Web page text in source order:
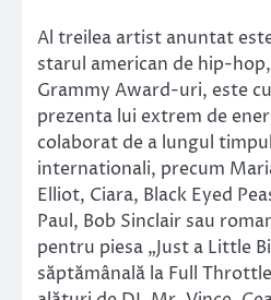
Al treilea artist anuntat
starul american de hip-
Grammy Award-uri, este
prezenta lui extrem de
colaborat de a lungul
internationali, precum
Elliot, Ciara, Black Eyed
Paul, Bob Sinclair sau
pentru piesa „Just a Little
săptămânală la Full